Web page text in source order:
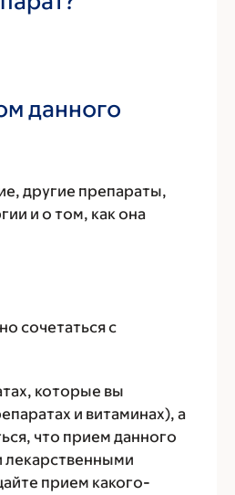
данного
другие препараты,
и о том, как она
сочетаться с
которые вы
и витаминах), а
что прием данного
лекарственными
прием какого-